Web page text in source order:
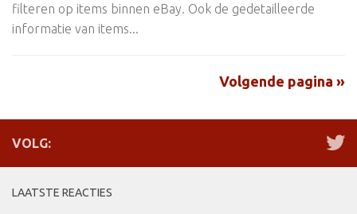
filteren op items binnen eBay. Ook de gedetailleerde
informatie van items...
Volgende pagina »
VOLG:
LAATSTE REACTIES